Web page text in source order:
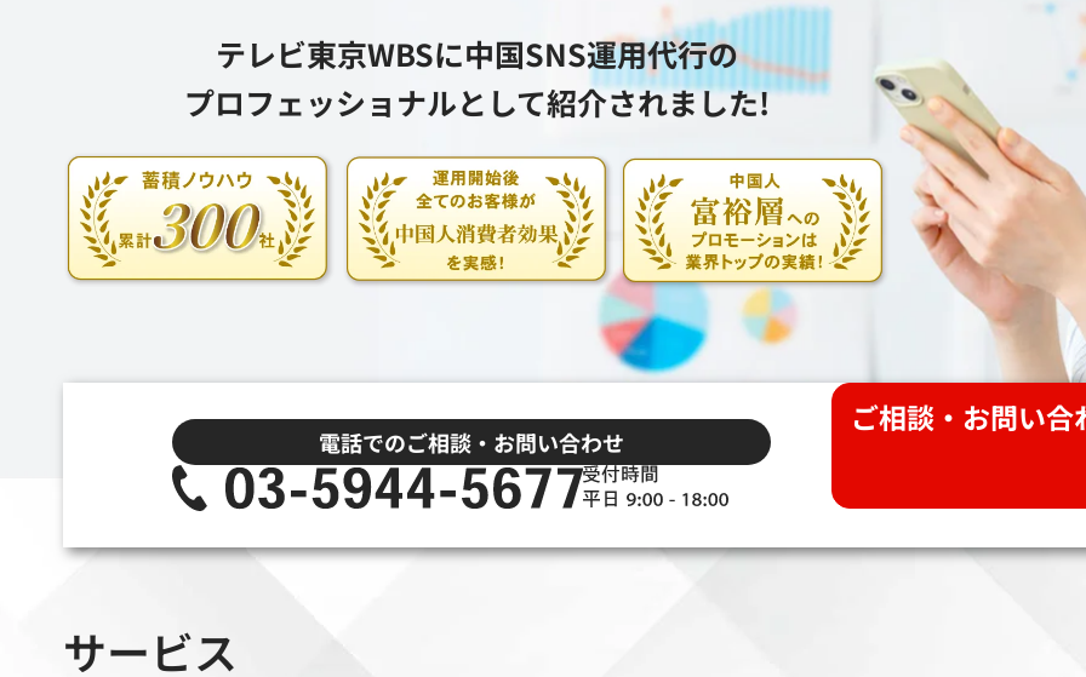
テレビ東京WBSに中国SNS運用代行の
プロフェッショナルとして紹介されました!
電話でのご相談・お問い合わせ
ご相談・お問い合
サービス